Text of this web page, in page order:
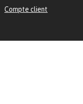
Compte client